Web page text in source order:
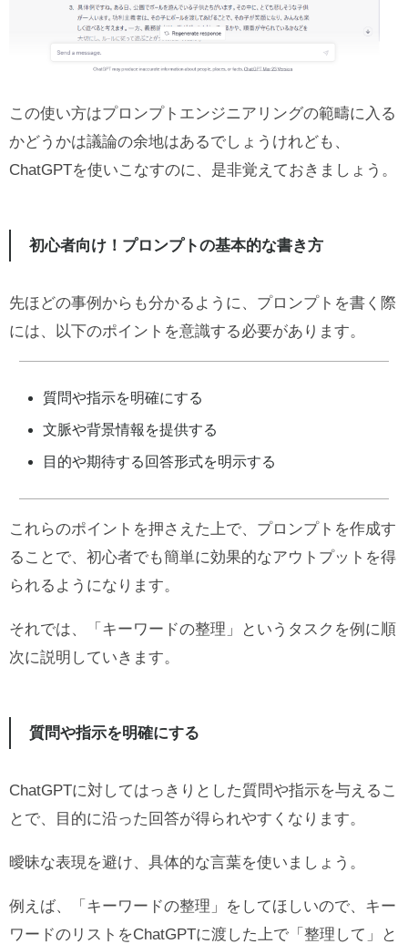
この使い方はプロンプトエンジニアリングの範疇に入る
かどうかは議論の余地はあるでしょうけれども、
ChatGPTを使いこなすのに、是非覚えておきましょう。
初心者向け！プロンプトの基本的な書き方
先ほどの事例からも分かるように、プロンプトを書く際
には、以下のポイントを意識する必要があります。
質問や指示を明確にする
文脈や背景情報を提供する
目的や期待する回答形式を明示する
これらのポイントを押さえた上で、プロンプトを作成す
ることで、初心者でも簡単に効果的なアウトプットを得
られるようになります。
それでは、「キーワードの整理」というタスクを例に順
次に説明していきます。
質問や指示を明確にする
ChatGPTに対してはっきりとした質問や指示を与えるこ
とで、目的に沿った回答が得られやすくなります。
曖昧な表現を避け、具体的な言葉を使いましょう。
例えば、「キーワードの整理」をしてほしいので、キー
ワードのリストをChatGPTに渡した上で「整理して」と